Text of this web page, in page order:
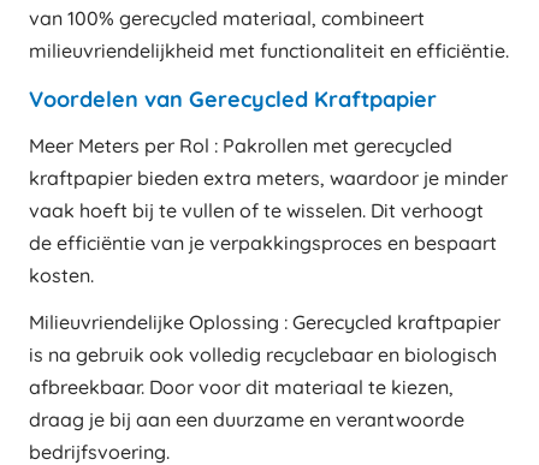
van 100% gerecycled materiaal, combineert
milieuvriendelijkheid met functionaliteit en efficiëntie.
Voordelen van Gerecycled Kraftpapier
Meer Meters per Rol : Pakrollen met gerecycled
kraftpapier bieden extra meters, waardoor je minder
vaak hoeft bij te vullen of te wisselen. Dit verhoogt
de efficiëntie van je verpakkingsproces en bespaart
kosten.
Milieuvriendelijke Oplossing : Gerecycled kraftpapier
is na gebruik ook volledig recyclebaar en biologisch
afbreekbaar. Door voor dit materiaal te kiezen,
draag je bij aan een duurzame en verantwoorde
bedrijfsvoering.